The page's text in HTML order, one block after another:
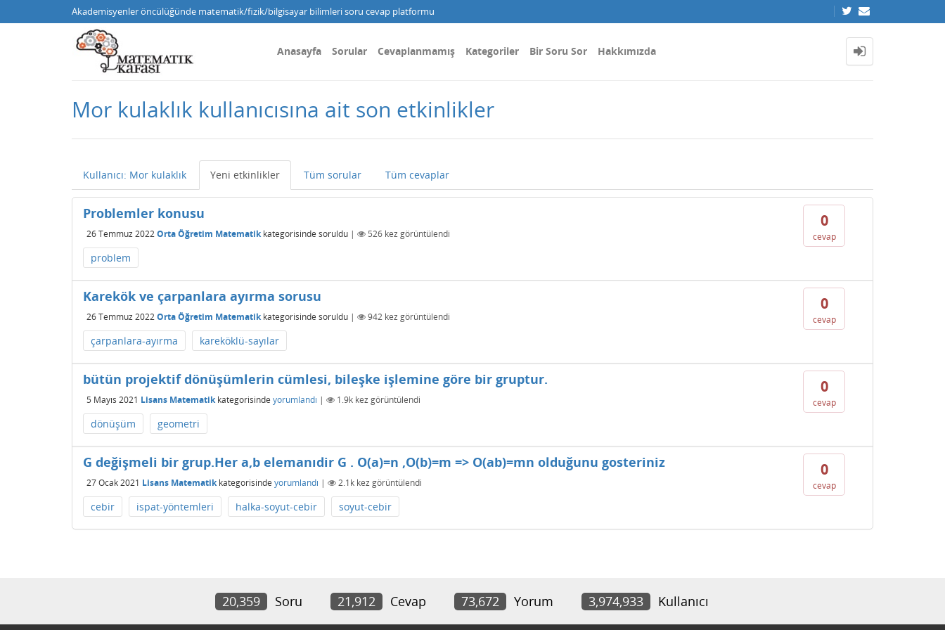
Akademisyenler öncülüğünde matematik/fizik/bilgisayar bilimleri soru cevap platformu
Anasayfa Sorular Cevaplanmamış Kategoriler Bir Soru Sor Hakkımızda
Mor kulaklık kullanıcısına ait son etkinlikler
Kullanıcı: Mor kulaklık Yeni etkinlikler Tüm sorular Tüm cevaplar
0
cevap
Problemler konusu
26 Temmuz 2022Orta Öğretim Matematikkategorisinde soruldu | 526 kez görüntülendi
problem
0
cevap
Karekök ve çarpanlara ayırma sorusu
26 Temmuz 2022Orta Öğretim Matematikkategorisinde soruldu | 942 kez görüntülendi
çarpanlara-ayırma kareköklü-sayılar
0
cevap
bütün projektif dönüşümlerin cümlesi, bileşke işlemine göre bir gruptur.
5 Mayıs 2021 Lisans Matematikkategorisinde yorumlandı | 1.9k kez görüntülendi
dönüşüm geometri
0
cevap
G değişmeli bir grup.Her a,b elemanıdir G . O(a)=n ,O(b)=m => O(ab)=mn olduğunu gosteriniz
27 Ocak 2021 Lisans Matematikkategorisinde yorumlandı | 2.1k kez görüntülendi
cebir ispat-yöntemleri halka-soyut-cebir soyut-cebir
20,359 Soru 21,912 Cevap 73,672 Yorum 3,974,933 Kullanıcı